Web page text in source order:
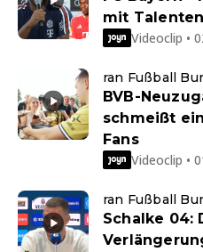
mit
Videoclip •
ran Fußball
BVB-
schmeißt
Fans
Videoclip •
ran Fußball
Schalke 04: